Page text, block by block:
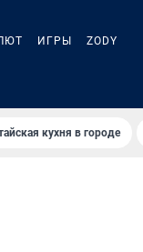
ИГРЫ ZODY
кухня в городе